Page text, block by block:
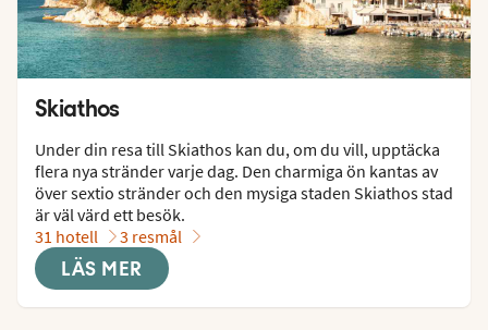
Skiathos
Under din resa till Skiathos kan du, om du vill, upptäcka
flera nya stränder varje dag. Den charmiga ön kantas av
över sextio stränder och den mysiga staden Skiathos stad
är väl värd ett besök.
31 hotell
3 resmål
LÄS MER